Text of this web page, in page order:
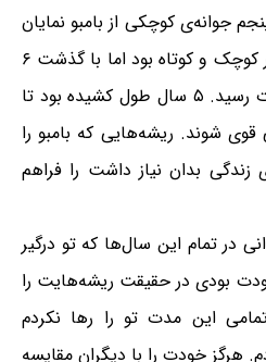
جوانه‌ی کوچکی از بامبو نمایان
شد. در مقایسه با سرخس بسیار کوچک و کوتاه بود اما با گذشت ۶
ماه ارتفاع آن به بیش از ۱۰۰ فوت رسید. ۵ سال طول کشیده بود تا
قوی شوند. ریشه‌هایی که بامبو را
بدان نیاز داشت را فراهم
در تمام این سال‌ها که تو درگیر
بودی در حقیقت ریشه‌هایت را
این مدت تو را رها نکردم
هرگز خودت را با دیگران مقایسه